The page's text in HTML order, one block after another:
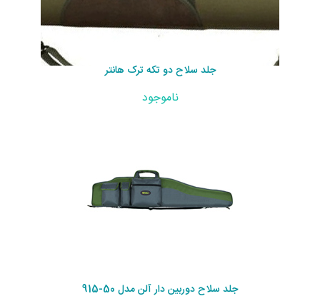
جلد سلاح دو تکه ترک هانتر
ناموجود
جلد سلاح دوربین دار آلن مدل 50-915